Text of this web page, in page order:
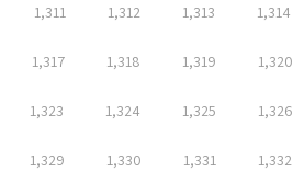
1,311 1,312 1,313 1,314
1,317 1,318 1,319 1,320
1,323 1,324 1,325 1,326
1,329 1,330 1,331 1,332